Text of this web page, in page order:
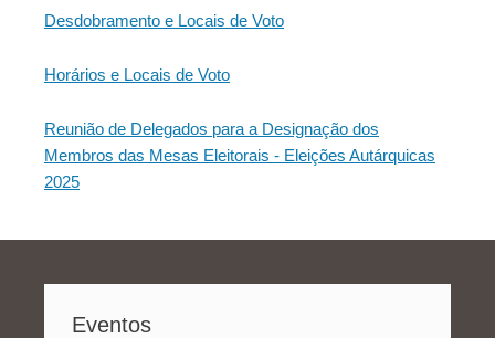
Desdobramento e Locais de Voto
Horários e Locais de Voto
Reunião de Delegados para a Designação dos
Membros das Mesas Eleitorais - Eleições Autárquicas
2025
Eventos